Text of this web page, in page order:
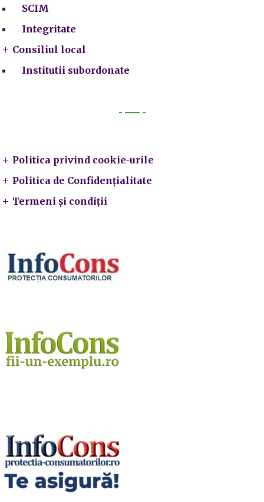
SCIM
Integritate
Consiliul local
Institutii subordonate
Politica privind cookie-urile
Politica de Confidențialitate
Termeni și condiții